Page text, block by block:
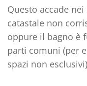
Questo accade
catastale non
oppure il bagno è
parti comuni (per
spazi non